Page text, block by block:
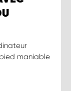
maniable